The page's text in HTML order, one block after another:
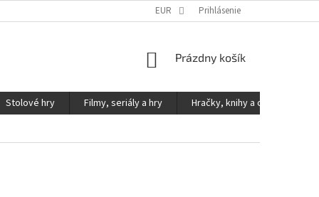
PODMIENKY OCHRANY OSOBNÝCH ÚDAJOV
EUR Prihlásenie
NÁKUPNÝ
Prázdny košík
Stolové hry Filmy, seriály a hry
Hračky, knihy a ostatné